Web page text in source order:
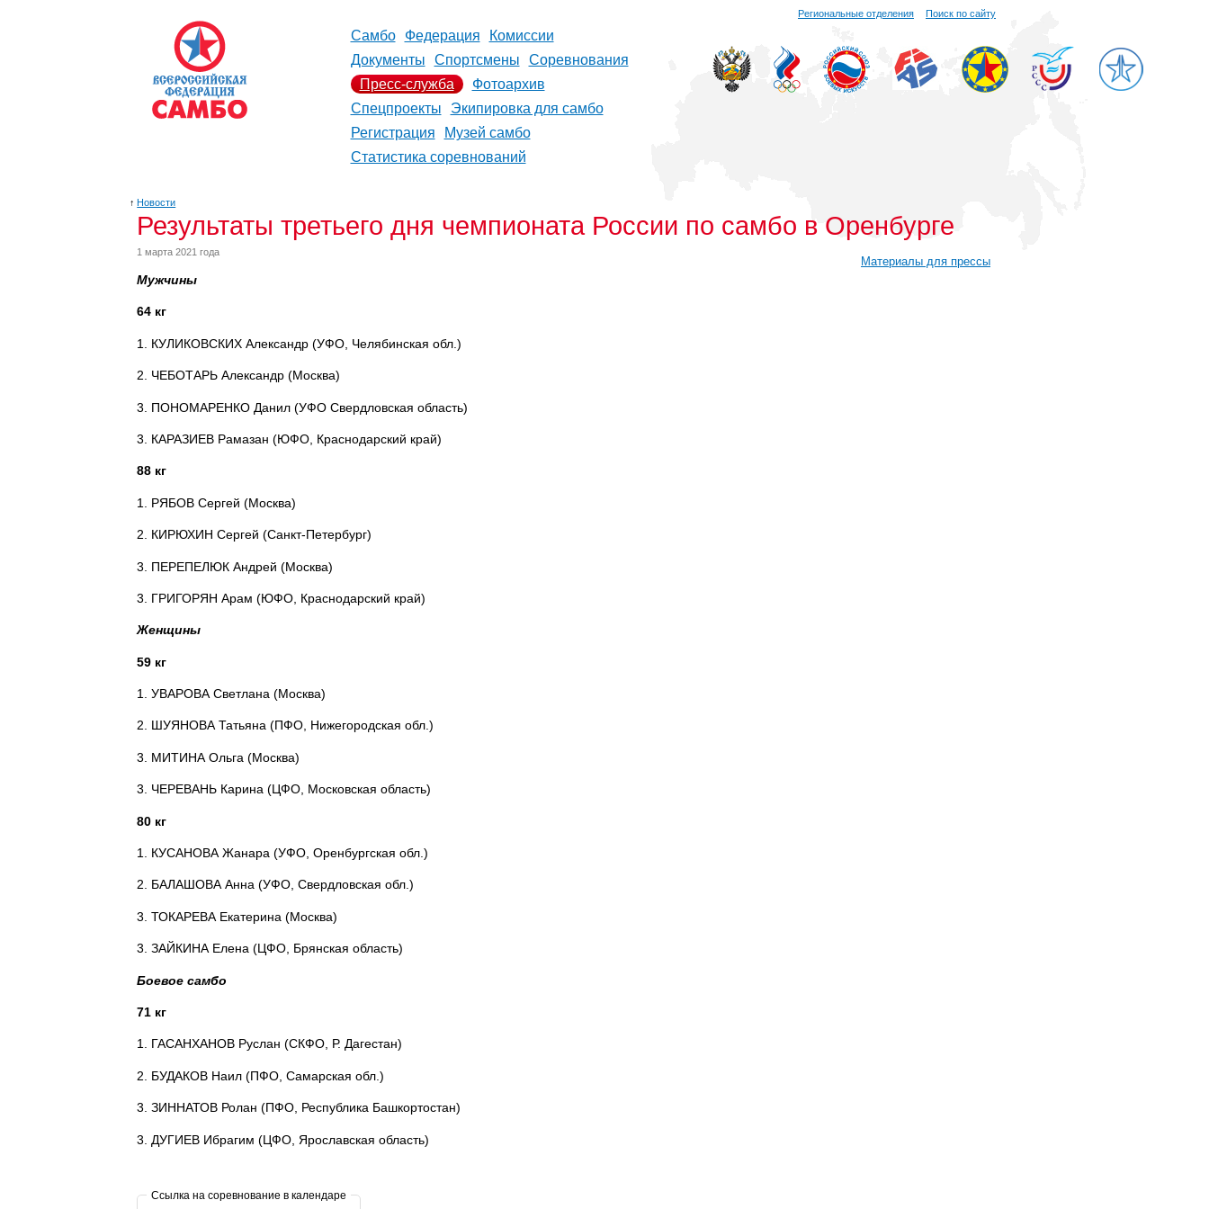
Региональные отделения Поиск по сайту
Самбо Федерация
Комиссии
Документы
Спортсмены
Соревнования
Пресс-служба
Фотоархив
Спецпроекты
Экипировка для самбо
Регистрация
Музей самбо
Статистика соревнований
↑ Новости
Результаты третьего дня чемпионата России по самбо в Оренбурге
1 марта 2021 года
Мужчины
64 кг
1. КУЛИКОВСКИХ Александр (УФО, Челябинская обл.)
2. ЧЕБОТАРЬ Александр (Москва)
3. ПОНОМАРЕНКО Данил (УФО Свердловская область)
3. КАРАЗИЕВ Рамазан (ЮФО, Краснодарский край)
88 кг
1. РЯБОВ Сергей (Москва)
2. КИРЮХИН Сергей (Санкт-Петербург)
3. ПЕРЕПЕЛЮК Андрей (Москва)
3. ГРИГОРЯН Арам (ЮФО, Краснодарский край)
Женщины
59 кг
1. УВАРОВА Светлана (Москва)
2. ШУЯНОВА Татьяна (ПФО, Нижегородская обл.)
3. МИТИНА Ольга (Москва)
3. ЧЕРЕВАНЬ Карина (ЦФО, Московская область)
80 кг
1. КУСАНОВА Жанара (УФО, Оренбургская обл.)
2. БАЛАШОВА Анна (УФО, Свердловская обл.)
3. ТОКАРЕВА Екатерина (Москва)
3. ЗАЙКИНА Елена (ЦФО, Брянская область)
Боевое самбо
71 кг
1. ГАСАНХАНОВ Руслан (СКФО, Р. Дагестан)
2. БУДАКОВ Наил (ПФО, Самарская обл.)
3. ЗИННАТОВ Ролан (ПФО, Республика Башкортостан)
3. ДУГИЕВ Ибрагим (ЦФО, Ярославская область)
Ссылка на соревнование в календаре
Материалы для прессы